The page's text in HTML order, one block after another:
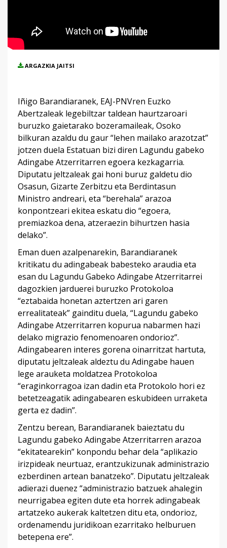
ARGAZKIA JAITSI
Iñigo Barandiaranek, EAJ-PNVren Euzko
Abertzaleak legebiltzar taldean haurtzaroari
buruzko gaietarako bozeramaileak, Osoko
bilkuran azaldu du gaur “lehen mailako arazotzat”
jotzen duela Estatuan bizi diren Lagundu gabeko
Adingabe Atzerritarren egoera kezkagarria.
Diputatu jeltzaleak gai honi buruz galdetu dio
Osasun, Gizarte Zerbitzu eta Berdintasun
Ministro andreari, eta “berehala” arazoa
konpontzeari ekitea eskatu dio “egoera,
premiazkoa dena, atzeraezin bihurtzen hasia
delako”.
Eman duen azalpenarekin, Barandiaranek
kritikatu du adingabeak babesteko araudia eta
esan du Lagundu Gabeko Adingabe Atzerritarrei
dagozkien jarduerei buruzko Protokoloa
“eztabaida honetan aztertzen ari garen
errealitateak” gainditu duela, “Lagundu gabeko
Adingabe Atzerritarren kopurua nabarmen hazi
delako migrazio fenomenoaren ondorioz”.
Adingabearen interes gorena oinarritzat hartuta,
diputatu jeltzaleak aldeztu du Adingabe hauen
lege arauketa moldatzea Protokoloa
“eraginkorragoa izan dadin eta Protokolo hori ez
betetzeagatik adingabearen eskubideen urraketa
gerta ez dadin”.
Zentzu berean, Barandiaranek baieztatu du
Lagundu gabeko Adingabe Atzerritarren arazoa
“ekitatearekin” konpondu behar dela “aplikazio
irizpideak neurtuaz, erantzukizunak administrazio
ezberdinen artean banatzeko”. Diputatu jeltzaleak
adierazi duenez “administrazio batzuek ahalegin
neurrigabea egiten dute eta horrek adingabeak
artatzeko aukerak kaltetzen ditu eta, ondorioz,
ordenamendu juridikoan ezarritako helburuen
betepena ere”.